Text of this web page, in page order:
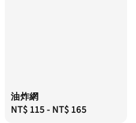
油炸網
Regular
NT$ 115- NT$ 165